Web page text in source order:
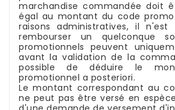
marchandise commandée doit
égal au montant du code
raisons administratives, il n'est
rembourser un quelconque
promotionnels peuvent
avant la validation de la
possible de déduire le
promotionnel a posteriori.
Le montant correspondant au
ne peut pas être versé en